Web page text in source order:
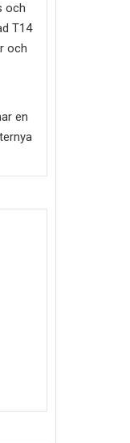
och
T14
och
en